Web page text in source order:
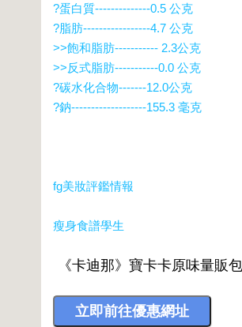
?蛋白質--------------0.5 公克
?脂肪-----------------4.7 公克
>>飽和脂肪----------- 2.3公克
>>反式脂肪-----------0.0 公克
?碳水化合物-------12.0公克
?鈉-------------------155.3 毫克
fg美妝評鑑情報
瘦身食譜學生